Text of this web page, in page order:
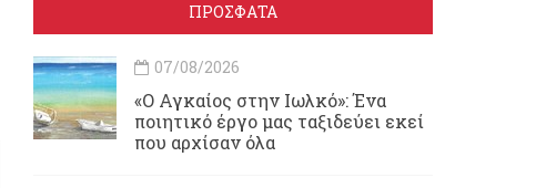
ΠΡΟΣΦΑΤΑ
07/08/2026
«Ο Αγκαίος στην Ιωλκό»: Ένα
ποιητικό έργο μας ταξιδεύει εκεί
που αρχίσαν όλα